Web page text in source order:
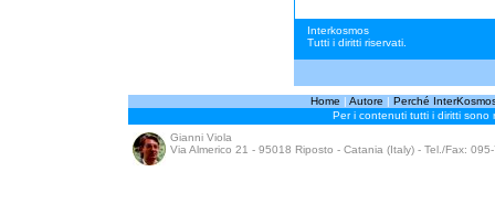
Interkosmos
Tutti i diritti riservati.
Home | Autore | Perché
Per i contenuti tutti i diritti sono
Gianni Viola
Via Almerico 21 - 95018 Riposto - Catania (Italy) - Tel./Fax: